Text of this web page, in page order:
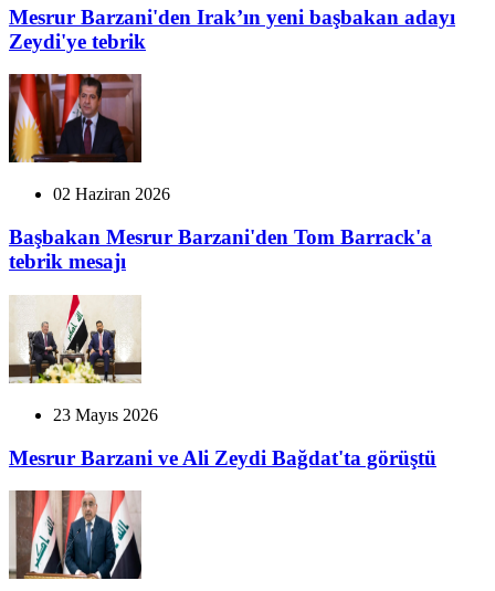
Mesrur Barzani'den Irak’ın yeni başbakan adayı
Zeydi'ye tebrik
02 Haziran 2026
Başbakan Mesrur Barzani'den Tom Barrack'a
tebrik mesajı
23 Mayıs 2026
Mesrur Barzani ve Ali Zeydi Bağdat'ta görüştü